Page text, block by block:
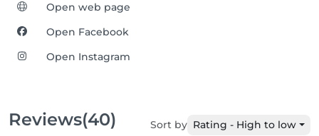
Open web page
Open Facebook
Open Instagram
Reviews(40) Sort by Rating - High to low